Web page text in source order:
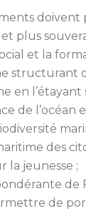
plus
et la
structurant
en l’étayant
de
des
la jeunesse ;
de
de